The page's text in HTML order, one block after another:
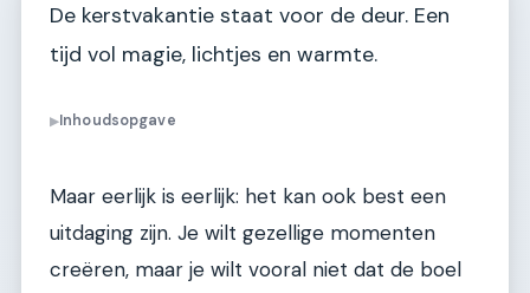
De kerstvakantie staat voor de deur. Een
tijd vol magie, lichtjes en warmte.
▶Inhoudsopgave
Maar eerlijk is eerlijk: het kan ook best een
uitdaging zijn. Je wilt gezellige momenten
creëren, maar je wilt vooral niet dat de boel